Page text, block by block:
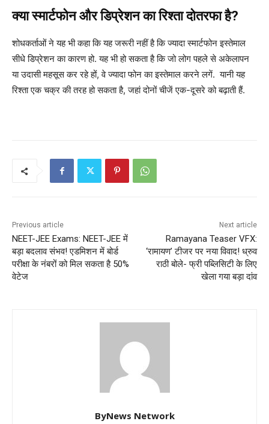
क्या स्मार्टफोन और डिप्रेशन का रिश्ता दोतरफा है?
शोधकर्ताओं ने यह भी कहा कि यह जरूरी नहीं है कि ज्यादा स्मार्टफोन इस्तेमाल
सीधे डिप्रेशन का कारण हो. यह भी हो सकता है कि जो लोग पहले से अकेलापन
या उदासी महसूस कर रहे हों, वे ज्यादा फोन का इस्तेमाल करने लगें. यानी यह
रिश्ता एक चक्र की तरह हो सकता है, जहां दोनों चीजें एक-दूसरे को बढ़ाती हैं.
Previous article
NEET-JEE Exams: NEET-JEE में
बड़ा बदलाव संभव! एडमिशन में बोर्ड
परीक्षा के नंबरों को मिल सकता है 50%
वेटेज
Next article
Ramayana Teaser VFX:
‘रामायण’ टीजर पर नया विवाद! ध्रुव
राठी बोले- फ्री पब्लिसिटी के लिए
खेला गया बड़ा दांव
ByNews Network